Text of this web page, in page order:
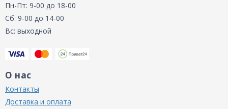
Пн-Пт: 9-00 до 18-00
Сб: 9-00 до 14-00
Вс: выходной
О нас
Контакты
Доставка и оплата